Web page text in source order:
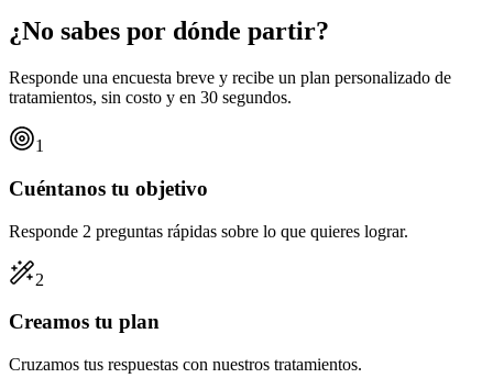
¿No sabes por dónde partir?
Responde una encuesta breve y recibe un plan personalizado de
tratamientos, sin costo y en 30 segundos.
1
Cuéntanos tu objetivo
Responde 2 preguntas rápidas sobre lo que quieres lograr.
2
Creamos tu plan
Cruzamos tus respuestas con nuestros tratamientos.